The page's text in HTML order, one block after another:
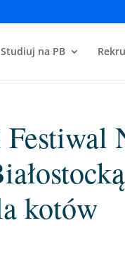
Studiuj na PB
kotów